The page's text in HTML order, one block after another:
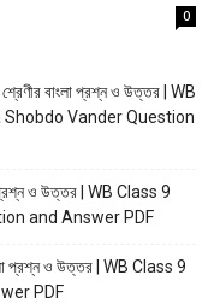
0
শ্রেণীর বাংলা প্রশ্ন ও উত্তর | WB
Vander Question
প্রশ্ন ও উত্তর | WB Class 9
and Answer PDF
প্রশ্ন ও উত্তর | WB Class 9
PDF